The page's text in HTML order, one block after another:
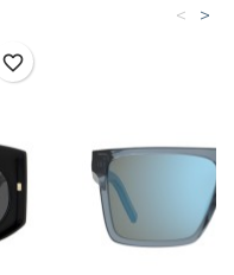
>
<
favorite_border